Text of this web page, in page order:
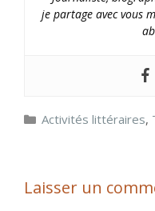
je partage avec vous
Catégories
Activités littéraires,
Laisser un